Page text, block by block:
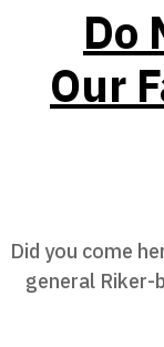
Do
Our
Did you come
general Riker-